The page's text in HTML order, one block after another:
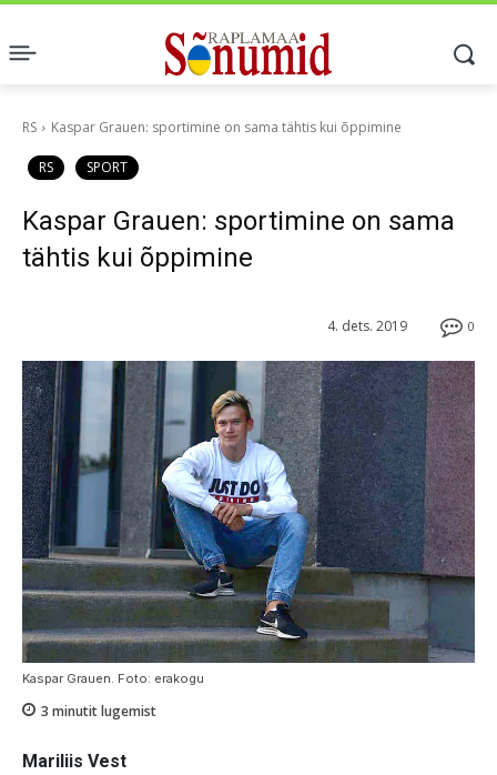
RS Kaspar Grauen: sportimine on sama tähtis kui õppimine
RS SPORT
Kaspar Grauen: sportimine on sama
tähtis kui õppimine
0
4. dets. 2019
Kaspar Grauen. Foto: erakogu
3 minutit lugemist
Mariliis Vest